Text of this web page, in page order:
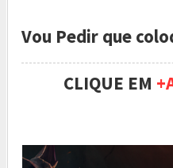
Vou Pedir que
CLIQUE EM